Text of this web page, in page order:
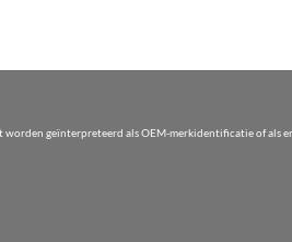
geïnterpreteerd als OEM-merkidentificatie of als